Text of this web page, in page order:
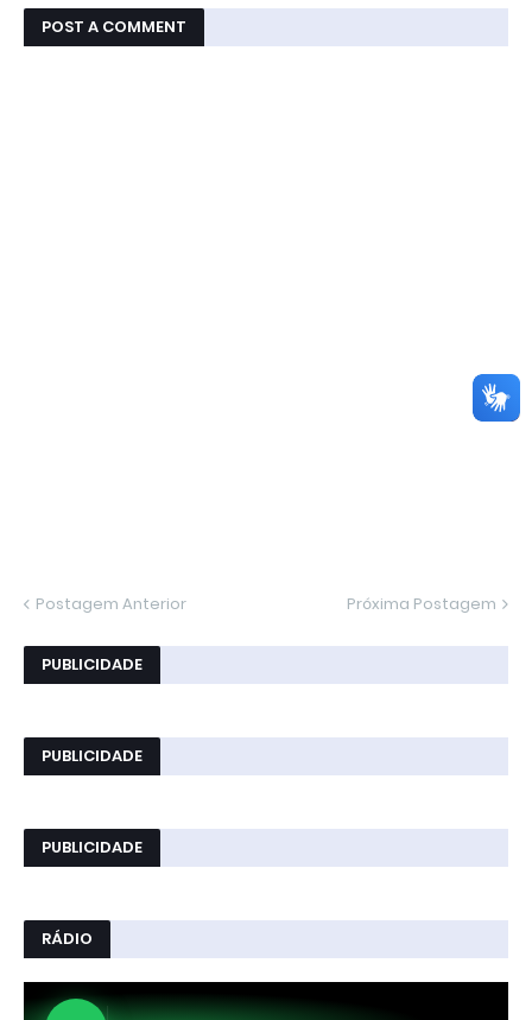
POST A COMMENT
Postagem Anterior Próxima Postagem
PUBLICIDADE
PUBLICIDADE
PUBLICIDADE
RÁDIO